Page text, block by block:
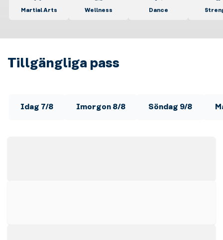
Martial Arts Wellness Dance
Tillgängliga pass
Idag 7/8 Imorgon 8/8 Söndag 9/8